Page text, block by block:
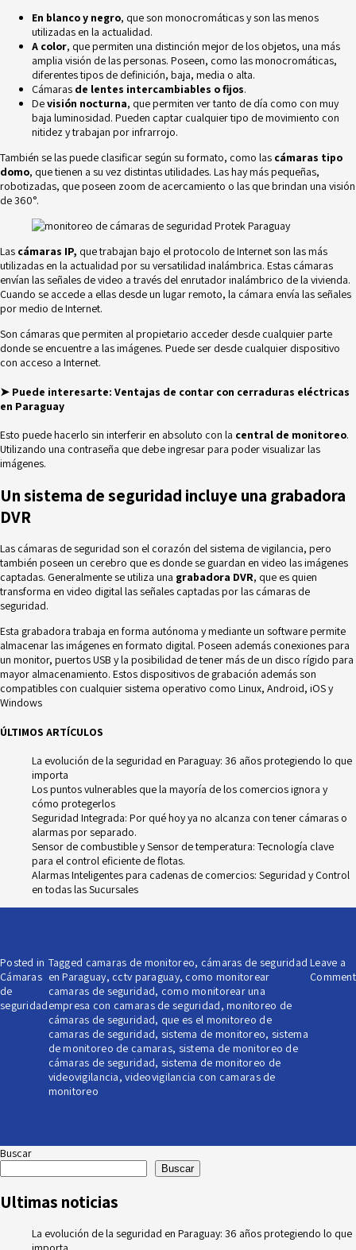
En blanco y negro, que son monocromáticas y son las menos
utilizadas en la actualidad.
A color, que permiten una distinción mejor de los objetos, una más
amplia visión de las personas. Poseen, como las monocromáticas,
diferentes tipos de definición, baja, media o alta.
Cámaras de lentes intercambiables o fijos.
Devisión nocturna, que permiten ver tanto de día como con muy
baja luminosidad. Pueden captar cualquier tipo de movimiento con
nitidez y trabajan por infrarrojo.
También se las puede clasificar según su formato, como las cámaras tipo
domo, que tienen a su vez distintas utilidades. Las hay más pequeñas,
robotizadas, que poseen zoom de acercamiento o las que brindan una visión
de 360°.
Las cámaras IP, que trabajan bajo el protocolo de Internet son las más
utilizadas en la actualidad por su versatilidad inalámbrica. Estas cámaras
envían las señales de video a través del enrutador inalámbrico de la vivienda.
Cuando se accede a ellas desde un lugar remoto, la cámara envía las señales
por medio de Internet.
Son cámaras que permiten al propietario acceder desde cualquier parte
donde se encuentre a las imágenes. Puede ser desde cualquier dispositivo
con acceso a Internet.
➤ Puede interesarte: Ventajas de contar con cerraduras eléctricas
en Paraguay
Esto puede hacerlo sin interferir en absoluto con la central de monitoreo.
Utilizando una contraseña que debe ingresar para poder visualizar las
imágenes.
Un sistema de seguridad incluye una grabadora
DVR
Las cámaras de seguridad son el corazón del sistema de vigilancia, pero
también poseen un cerebro que es donde se guardan en video las imágenes
captadas. Generalmente se utiliza una grabadora DVR, que es quien
transforma en video digital las señales captadas por las cámaras de
seguridad.
Esta grabadora trabaja en forma autónoma y mediante un software permite
almacenar las imágenes en formato digital. Poseen además conexiones para
un monitor, puertos USB y la posibilidad de tener más de un disco rígido para
mayor almacenamiento. Estos dispositivos de grabación además son
compatibles con cualquier sistema operativo como Linux, Android, iOS y
Windows
ÚLTIMOS ARTÍCULOS
La evolución de la seguridad en Paraguay: 36 años protegiendo lo que
importa
Los puntos vulnerables que la mayoría de los comercios ignora y
cómo protegerlos
Seguridad Integrada: Por qué hoy ya no alcanza con tener cámaras o
alarmas por separado.
Sensor de combustible y Sensor de temperatura: Tecnología clave
para el control eficiente de flotas.
Alarmas Inteligentes para cadenas de comercios: Seguridad y Control
en todas las Sucursales
Posted in
Cámaras
de
seguridad
Tagged camaras de monitoreo, cámaras de seguridad
en Paraguay, cctv paraguay, como monitorear
camaras de seguridad, como monitorear una
empresa con camaras de seguridad,monitoreo de
cámaras de seguridad, que es el monitoreo de
camaras de seguridad, sistema de monitoreo, sistema
de monitoreo de camaras, sistema de monitoreo de
cámaras de seguridad, sistema de monitoreo de
videovigilancia,videovigilancia con camaras de
monitoreo
Leave a
Comment
Buscar
Buscar
Ultimas noticias
La evolución de la seguridad en Paraguay: 36 años protegiendo lo que